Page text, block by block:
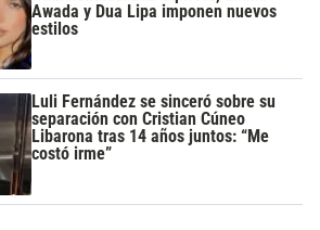
Awada y Dua Lipa imponen nuevos
estilos
Luli Fernández se sinceró sobre su
separación con Cristian Cúneo
Libarona tras 14 años juntos: “Me
costó irme”